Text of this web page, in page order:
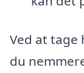
Ved at tage
du